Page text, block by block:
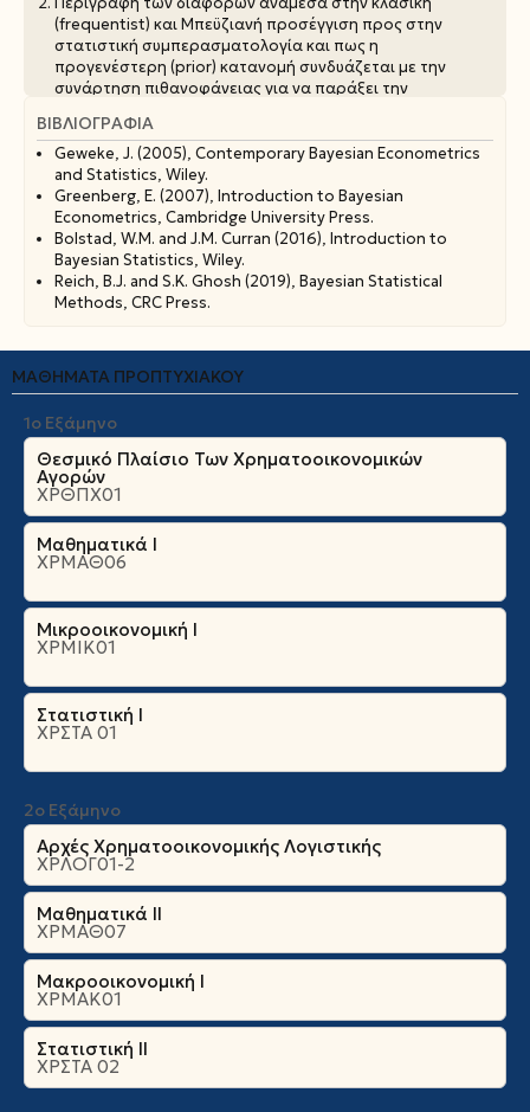
(frequentist) και Μπεϋζιανή προσέγγιση προς στην
στατιστική συμπερασματολογία και πως η
προγενέστερη (prior) κατανομή συνδυάζεται με την
συνάρτηση πιθανοφάνειας για να παράξει την
Μπεϋζιανή συμπερασματολογία για διάφορες βασικές
στατιστικές κατανομές, όπως Διωνυμική, Κανονική,
Poisson, και Αρνητική-Διωνυμική.
Συζυγείς οικογένειες προγενέστερων (prior) κατανομών.
Ταυτόχρονα, θα μας απασχολήσει η επιλογή της
προγενέστερης (prior) κατανομής, με έμφαση στην
προγενέστερης (prior) κατανομή του Jeffreys, και θα
συζητήσουμε διαφορετικές εκδοχές
συμπερασματολογίας, όπως, σημειακούς εκτιμητές,
μια εφαρμογή στη εκτίμηση συντελεστών β μέσω
αυτοπαλινδρόμησης, το μοντέλο πολλαπλής γραμμικής
παλινδρόμησης, και το πολυδιάστατο μοντέλο
αυτοπαλινδρόμησης.
Στην εξέλιξη του μαθήματος, θα καλύψουμε κάποιες
Monte Carlo τεχνικές προσομοίωσης οι οποίες
χρησιμοποιούνται σε υπολογισμούς μεταγενέστερων
(posterior) κατανομών, όπως τη μέθοδο Aποδοχής-
Εφαρμογές της Μπεϋζιανής προσέγγισης σε προβλήματα
επιλογής χαρτοφυλακίου. Στα πλαίσια της Κανονικής
κατανομής, θα καλύψουμε το στατικό πρόβλημα
αξιόγραφο του οποίου οι αποδόσεις είναι ανεξάρτητες
και ισόνομες τυχαίες μεταβλητές, (β) πολλαπλά επισφαλή
αξιόγραφα των οποίων οι αποδόσεις είναι ανεξάρτητες
επισφαλές αξιόγραφο του οποίου οι αποδόσεις είναι
το μοντέλο Black-Litterman από τη Μπεϋζιανή σκοπιά.
Χρόνου επιτρέποντος, θα μελετήσουμε το δυναμικό
πρόβλημα επιλογής χαρτοφυλακίου με ένα επισφαλές
αξιόγραφο του οποίου οι αποδόσεις είναι ανεξάρτητες
και ισόνομες Κανονικές τυχαίες μεταβλητές με άγνωστο
μέσο και διασπορά.
ΒΙΒΛΙΟΓΡΑΦΊΑ
Geweke, J. (2005), Contemporary Bayesian Econometrics
and Statistics, Wiley.
Greenberg, E. (2007), Introduction to Bayesian
Econometrics, Cambridge University Press.
Bolstad, W.M. and J.M. Curran (2016), Introduction to
Bayesian Statistics, Wiley.
Reich, B.J. and S.K. Ghosh (2019), Bayesian Statistical
Methods, CRC Press.
ΜΑΘΉΜΑΤΑ ΠΡΟΠΤΥΧΙΑΚΟΎ
1ο Εξάμηνο
Θεσμικό Πλαίσιο Των Χρηματοοικονομικών
Αγορών
ΧΡΘΠΧ01
Μαθηματικά Ι
ΧΡΜΑΘ06
Μικροοικονομική Ι
ΧΡΜΙΚ01
Στατιστική Ι
ΧΡΣΤΑ 01
2ο Εξάμηνο
Αρχές Χρηματοοικονομικής Λογιστικής
ΧΡΛΟΓ01-2
Μαθηματικά ΙΙ
ΧΡΜΑΘ07
Μακροοικονομική Ι
ΧΡΜΑΚ01
Στατιστική ΙΙ
ΧΡΣΤΑ 02